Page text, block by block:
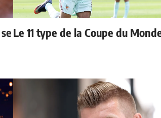
Le 11 type de la Coupe du